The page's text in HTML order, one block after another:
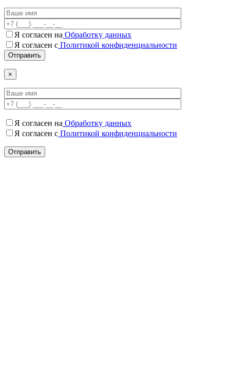
Я согласен на Обработку данных
Я согласен c Политикой конфиденциальности
×
Я согласен на Обработку данных
Я согласен c Политикой конфиденциальности